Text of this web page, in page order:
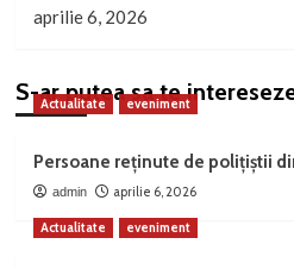
aprilie 6, 2026
S-ar putea sa te
Actualitate eveniment
Persoane reținute de polițiștii
admin aprilie 6, 2026
Actualitate eveniment